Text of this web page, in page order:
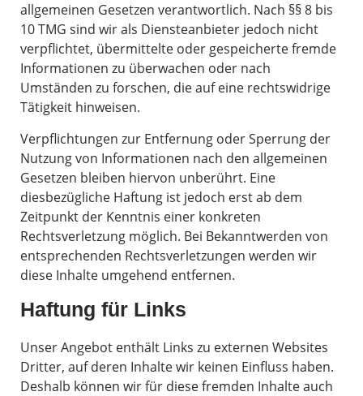
allgemeinen Gesetzen verantwortlich. Nach §§ 8 bis
10 TMG sind wir als Diensteanbieter jedoch nicht
verpflichtet, übermittelte oder gespeicherte fremde
Informationen zu überwachen oder nach
Umständen zu forschen, die auf eine rechtswidrige
Tätigkeit hinweisen.
Verpflichtungen zur Entfernung oder Sperrung der
Nutzung von Informationen nach den allgemeinen
Gesetzen bleiben hiervon unberührt. Eine
diesbezügliche Haftung ist jedoch erst ab dem
Zeitpunkt der Kenntnis einer konkreten
Rechtsverletzung möglich. Bei Bekanntwerden von
entsprechenden Rechtsverletzungen werden wir
diese Inhalte umgehend entfernen.
Haftung für Links
Unser Angebot enthält Links zu externen Websites
Dritter, auf deren Inhalte wir keinen Einfluss haben.
Deshalb können wir für diese fremden Inhalte auch